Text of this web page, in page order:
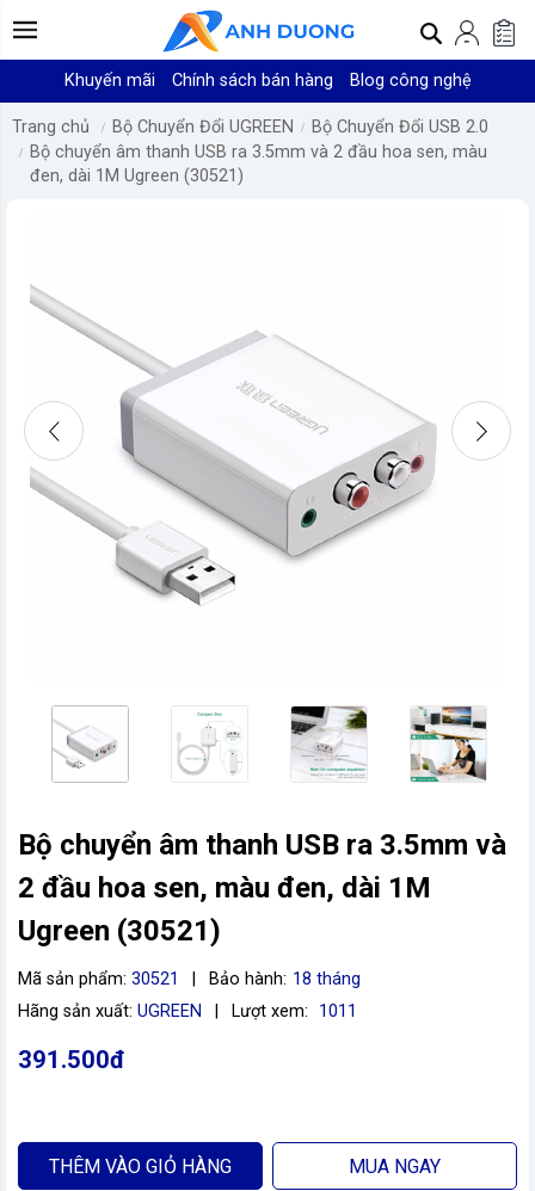
Khuyến mãi Chính sách bán hàng Blog công nghệ
Trang chủ Bộ Chuyển Đổi UGREEN
Bộ Chuyển Đổi USB 2.0
Bộ chuyển âm thanh USB ra 3.5mm và 2 đầu hoa sen, màu
đen, dài 1M Ugreen (30521)
Bộ chuyển âm thanh USB ra 3.5mm và
2 đầu hoa sen, màu đen, dài 1M
Ugreen (30521)
Mã sản phẩm: 30521 Bảo hành: 18 tháng
Hãng sản xuất: UGREEN Lượt xem: 1011
391.500đ
THÊM VÀO GIỎ HÀNG MUA NGAY